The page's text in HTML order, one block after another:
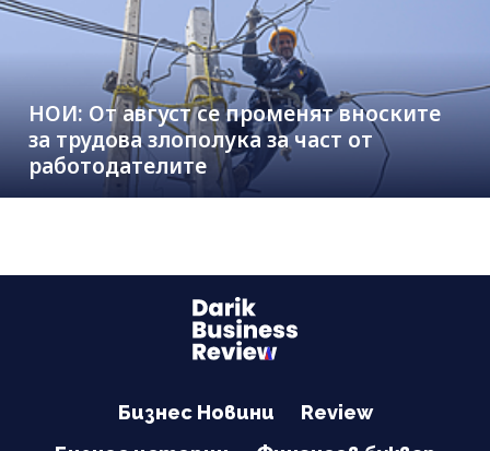
НОИ: От август се променят вноските
за трудова злополука за част от
работодателите
Бизнес Новини
Review